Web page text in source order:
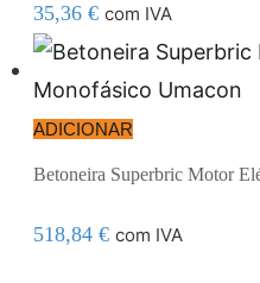
35,36 € com IVA
ADICIONAR
Betoneira Superbric Motor
518,84 € com IVA